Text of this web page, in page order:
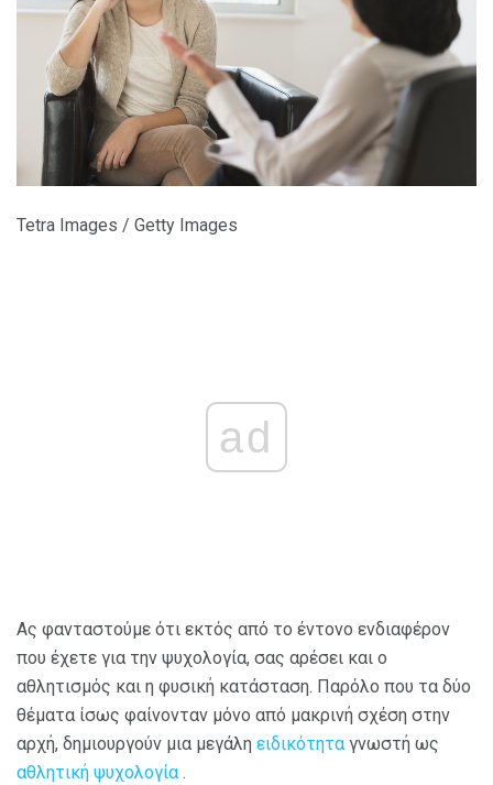
Tetra Images / Getty Images
ad
Ας φανταστούμε ότι εκτός από το έντονο ενδιαφέρον
που έχετε για την ψυχολογία, σας αρέσει και ο
αθλητισμός και η φυσική κατάσταση. Παρόλο που τα δύο
θέματα ίσως φαίνονταν μόνο από μακρινή σχέση στην
αρχή, δημιουργούν μια μεγάλη ειδικότητα γνωστή ως
αθλητική ψυχολογία .